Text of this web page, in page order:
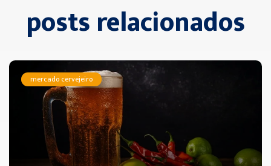
posts relacionados
mercado cervejeiro